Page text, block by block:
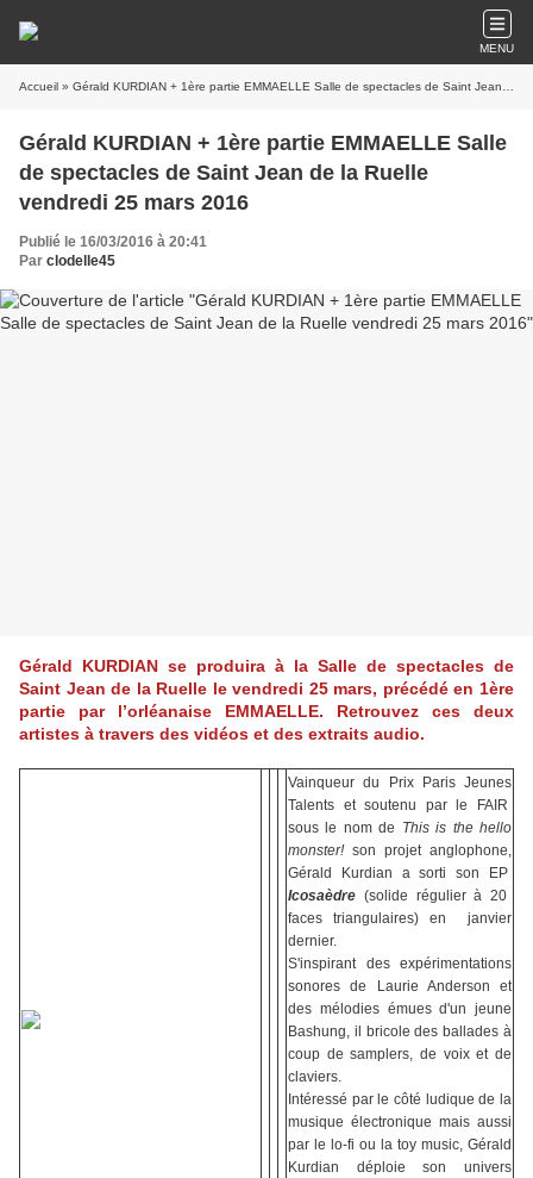
MENU
Accueil » Gérald KURDIAN + 1ère partie EMMAELLE Salle de spectacles de Saint Jean de la Ruelle vendredi 25 mars 2016
Gérald KURDIAN + 1ère partie EMMAELLE Salle
de spectacles de Saint Jean de la Ruelle
vendredi 25 mars 2016
Publié le 16/03/2016 à 20:41
Par clodelle45
Gérald KURDIAN se produira à la Salle de spectacles de
Saint Jean de la Ruelle le vendredi 25 mars, précédé en 1ère
partie par l’orléanaise EMMAELLE. Retrouvez ces deux
artistes à travers des vidéos et des extraits audio.
Vainqueur du Prix Paris Jeunes
Talents et soutenu par le FAIR
sous le nom de This is the hello
monster!son projet anglophone,
Gérald Kurdian a sorti son EP
Icosaèdre (solide régulier à 20
faces triangulaires) en janvier
dernier.
S'inspirant des expérimentations
sonores de Laurie Anderson et
des mélodies émues d'un jeune
Bashung, il bricole des ballades à
coup de samplers, de voix et de
claviers.
Intéressé par le côté ludique de la
musique électronique mais aussi
par le lo-fi ou la toy music, Gérald
Kurdian déploie son univers